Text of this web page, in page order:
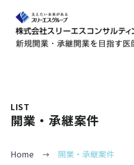
LIST
開業・承継案件
Home
開業・承継案件